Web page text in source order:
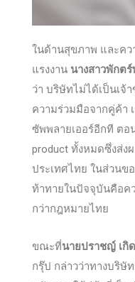
ในด้านสุขภาพ และคว
แรงงาน นางสาวพักต
ว่า บริษัทไม่ได้เป็นเจ้
ความร่วมมือจากคู่ค้า
ซัพพลายเออร์อีกที ต
product ทั้งหมดซึ่งส่ง
ประเทศไทย ในส่วนข
ท้าทายในปัจจุบันคือค
กว่ากฎหมายไทย
ขณะที่นายปราชญ์ เกิ
กรุ๊ป กล่าวว่าทางบริษั